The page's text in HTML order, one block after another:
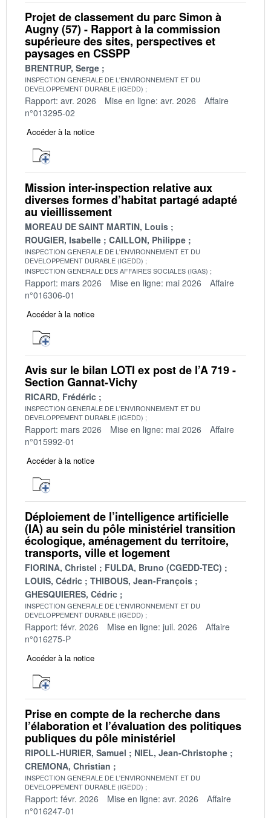
Projet de classement du parc Simon à
Augny (57) - Rapport à la commission
supérieure des sites, perspectives et
paysages en CSSPP
BRENTRUP, Serge
INSPECTION GENERALE DE L'ENVIRONNEMENT ET DU
DEVELOPPEMENT DURABLE (IGEDD)
Rapport: avr. 2026 Mise en ligne: avr. 2026
Affaire
n°013295-02
Accéder à la notice
Mission inter-inspection relative aux
diverses formes d’habitat partagé adapté
au vieillissement
MOREAU DE SAINT MARTIN, Louis
ROUGIER, Isabelle
CAILLON, Philippe
INSPECTION GENERALE DE L'ENVIRONNEMENT ET DU
DEVELOPPEMENT DURABLE (IGEDD)
INSPECTION GENERALE DES AFFAIRES SOCIALES (IGAS)
Rapport: mars 2026 Mise en ligne: mai 2026
Affaire
n°016306-01
Accéder à la notice
Avis sur le bilan LOTI ex post de l’A 719 -
Section Gannat-Vichy
RICARD, Frédéric
INSPECTION GENERALE DE L'ENVIRONNEMENT ET DU
DEVELOPPEMENT DURABLE (IGEDD)
Rapport: mars 2026 Mise en ligne: mai 2026
Affaire
n°015992-01
Accéder à la notice
Déploiement de l’intelligence artificielle
(IA) au sein du pôle ministériel transition
écologique, aménagement du territoire,
transports, ville et logement
FIORINA, Christel
FULDA, Bruno (CGEDD-TEC)
LOUIS, Cédric
THIBOUS, Jean-François
GHESQUIERES, Cédric
INSPECTION GENERALE DE L'ENVIRONNEMENT ET DU
DEVELOPPEMENT DURABLE (IGEDD)
Rapport: févr. 2026 Mise en ligne: juil. 2026
Affaire
n°016275-P
Accéder à la notice
Prise en compte de la recherche dans
l’élaboration et l’évaluation des politiques
publiques du pôle ministériel
RIPOLL-HURIER, Samuel
NIEL, Jean-Christophe
CREMONA, Christian
INSPECTION GENERALE DE L'ENVIRONNEMENT ET DU
DEVELOPPEMENT DURABLE (IGEDD)
Rapport: févr. 2026 Mise en ligne: avr. 2026
Affaire
n°016247-01